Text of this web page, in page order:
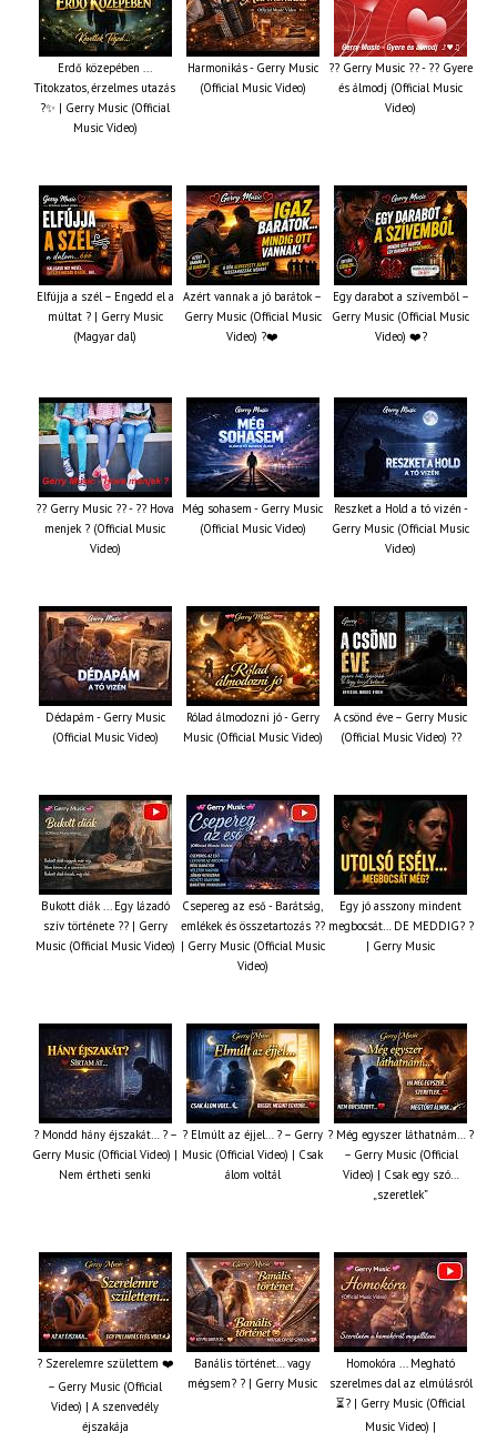
Erdő közepében ...
Titokzatos, érzelmes utazás
?✨ | Gerry Music (Official
Music Video)
Harmonikás - Gerry Music
(Official Music Video)
?? Gerry Music ?? - ?? Gyere
és álmodj (Official Music
Video)
Elfújja a szél – Engedd el a
múltat ? | Gerry Music
(Magyar dal)
Azért vannak a jó barátok –
Gerry Music (Official Music
Video) ?❤️
Egy darabot a szívemből –
Gerry Music (Official Music
Video) ❤️?
?? Gerry Music ?? - ?? Hova
menjek ? (Official Music
Video)
Még sohasem - Gerry Music
(Official Music Video)
Reszket a Hold a tó vizén -
Gerry Music (Official Music
Video)
Dédapám - Gerry Music
(Official Music Video)
Rólad álmodozni jó - Gerry
Music (Official Music Video)
A csönd éve – Gerry Music
(Official Music Video) ??
Bukott diák ... Egy lázadó
szív története ?? | Gerry
Music (Official Music Video)
Csepereg az eső - Barátság,
emlékek és összetartozás ?️?
| Gerry Music (Official Music
Video)
Egy jó asszony mindent
megbocsát… DE MEDDIG? ?
| Gerry Music
? Mondd hány éjszakát… ? –
Gerry Music (Official Video) |
Nem értheti senki
? Elmúlt az éjjel… ? – Gerry
Music (Official Video) | Csak
álom voltál
? Még egyszer láthatnám… ?
– Gerry Music (Official
Video) | Csak egy szó…
„szeretlek”
? Szerelemre születtem ❤️
– Gerry Music (Official
Video) | A szenvedély
éjszakája
Banális történet… vagy
mégsem? ? | Gerry Music
Homokóra ... Megható
szerelmes dal az elmúlásról
⏳? | Gerry Music (Official
Music Video) |